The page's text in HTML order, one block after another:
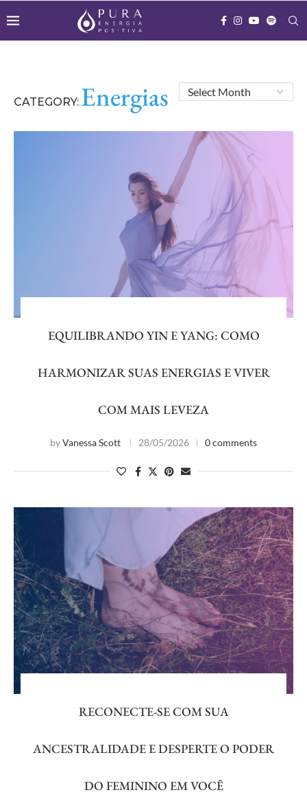
CATEGORY: Energias
EQUILIBRANDO YIN E YANG: COMO
HARMONIZAR SUAS ENERGIAS E VIVER
COM MAIS LEVEZA
byVanessa Scott 28/05/2026 0 comments
RECONECTE-SE COM SUA
ANCESTRALIDADE E DESPERTE O PODER
DO FEMININO EM VOCÊ